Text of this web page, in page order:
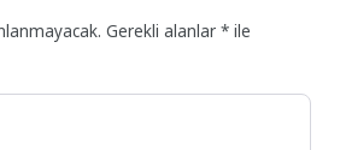
Gerekli alanlar* ile